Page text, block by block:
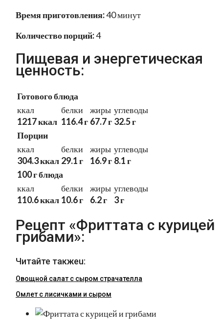
Время приготовления:40 минут
Количество порций:4
Пищевая и энергетическая
ценность:
Готового блюда
ккал
1217 ккал
белки
116.4 г
жиры
67.7 г
углеводы
32.5 г
Порции
ккал
304.3 ккал
белки
29.1 г
жиры
16.9 г
углеводы
8.1 г
100 г блюда
ккал
110.6 ккал
белки
10.6 г
жиры
6.2 г
углеводы
3 г
Рецепт «Фриттата с курицей
грибами»:
Читайте такжеu:
Овощной салат с сыром страчателла
Омлет с лисичками и сыром